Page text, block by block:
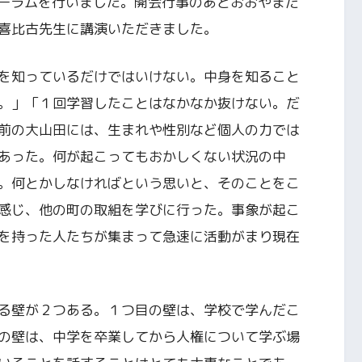
古先生に講演いただきました。
っているだけではいけない。中身を知ること
」「１回学習したことはなかなか抜けない。だ
の大山田には、生まれや性別など個人の力では
った。何が起こってもおかしくない状況の中
何とかしなければという思いと、そのことをこ
じ、他の町の取組を学びに行った。事象が起こ
持った人たちが集まって急速に活動がまり現在
が２つある。１つ目の壁は、学校で学んだこ
壁は、中学を卒業してから人権について学ぶ場